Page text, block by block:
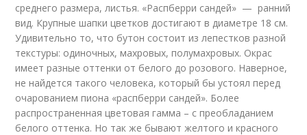
среднего размера, листья. «Распберри сандей» — ранний
вид. Крупные шапки цветков достигают в диаметре 18 см.
Удивительно то, что бутон состоит из лепестков разной
текстуры: одиночных, махровых, полумахровых. Окрас
имеет разные оттенки от белого до розового. Наверное,
не найдется такого человека, который бы устоял перед
очарованием пиона «распберри сандей». Более
распространенная цветовая гамма – с преобладанием
белого оттенка. Но так же бывают желтого и красного